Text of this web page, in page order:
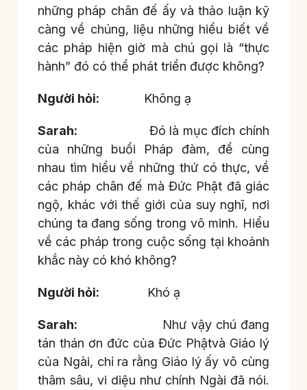
những pháp chân đế ấy và thảo luận kỹ
càng về chúng, liệu những hiểu biết về
các pháp hiện giờ mà chú gọi là “thực
hành” đó có thể phát triển được không?
Người hỏi: Không ạ
Sarah:
Đó là mục đích chính
của những buổi Pháp đàm, để cùng
nhau tìm hiểu về những thứ có thực, về
các pháp chân đế mà Đức Phật đã giác
ngộ, khác với thế giới của suy nghĩ, nơi
chúng ta đang sống trong vô minh. Hiểu
về các pháp trong cuộc sống tại khoảnh
khắc này có khó không?
Người hỏi: Khó ạ
Sarah: Như vậy chú đang
tán thán ơn đức của Đức Phậtvà Giáo lý
của Ngài, chỉ ra rằng Giáo lý ấy vô cùng
thâm sâu, vi diệu như chính Ngài đã nói.